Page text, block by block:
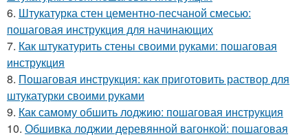
6. Штукатурка стен цементно-песчаной смесью:
пошаговая инструкция для начинающих
7. Как штукатурить стены своими руками: пошаговая
инструкция
8. Пошаговая инструкция: как приготовить раствор для
штукатурки своими руками
9. Как самому обшить лоджию: пошаговая инструкция
10. Обшивка лоджии деревянной вагонкой: пошаговая